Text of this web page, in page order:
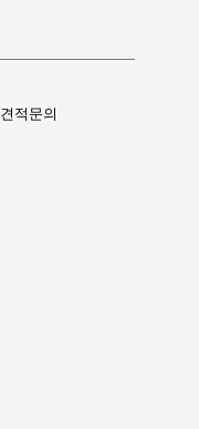
견적문의